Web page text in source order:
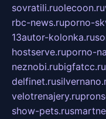
sovratili.ruolecoon.ru
rbc-news.ruporno-
13autor-kolonka.ru
hostserve.ruporno-
neznobi.rubigfatcc.ru
delfinet.ru
velotrenajery.ru
show-pets.ru